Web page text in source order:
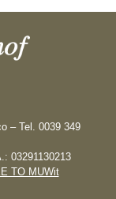
– Tel. 0039 349
03291130213
TO MUWit